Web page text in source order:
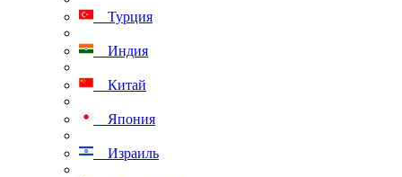
Турция
Индия
Китай
Япония
Израиль